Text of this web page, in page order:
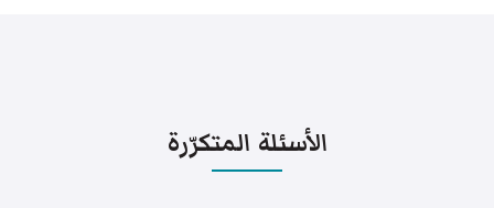
الأسئلة المتكرّرة